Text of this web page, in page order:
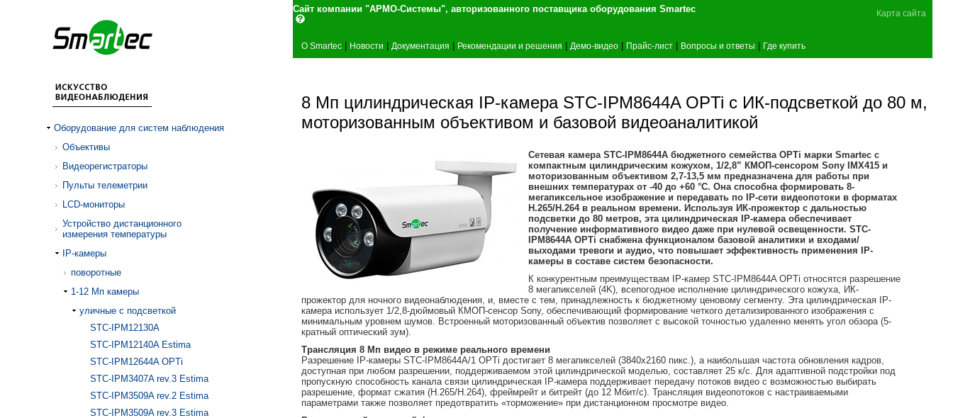
Сайт компании "АРМО-Системы", авторизованного поставщика оборудования Smartec Карта сайта
О Smartec Новости Документация Рекомендации и решения Демо-видео Прайс-лист Вопросы и ответы Где купить
Оборудование для систем наблюдения
Объективы
Видеорегистраторы
Пульты телеметрии
LCD-мониторы
Устройство дистанционного
измерения температуры
IP-камеры
поворотные
1-12 Mп камеры
уличные с подсветкой
STC-IPM12130A
STC-IPM12140A Estima
STC-IPM12644A OPTi
STC-IPM3407A rev.3 Estima
STC-IPM3509A rev.2 Estima
STC-IPM3509A rev.3 Estima
8 Мп цилиндрическая IP-камера STC-IPM8644A OPTi с ИК-подсветкой до 80 м,
моторизованным объективом и базовой видеоаналитикой
Сетевая камера STC-IPM8644A бюджетного семейства OPTi марки Smartec с
компактным цилиндрическим кожухом, 1/2,8” КМОП-сенсором Sony IMX415 и
моторизованным объективом 2,7-13,5 мм предназначена для работы при
внешних температурах от -40 до +60 °С. Она способна формировать 8-
мегапиксельное изображение и передавать по IP-сети видеопотоки в форматах
Н.265/Н.264 в реальном времени. Используя ИК-прожектор с дальностью
подсветки до 80 метров, эта цилиндрическая IP-камера обеспечивает
получение информативного видео даже при нулевой освещенности. STC-
IPM8644A OPTi снабжена функционалом базовой аналитики и входами/
выходами тревоги и аудио, что повышает эффективность применения IP-
камеры в составе систем безопасности.
К конкурентным преимуществам IP-камер STC-IPM8644A OPTi относятся разрешение
8 мегапикселей (4K), всепогодное исполнение цилиндрического кожуха, ИК-
прожектор для ночного видеонаблюдения, и, вместе с тем, принадлежность к бюджетному ценовому сегменту. Эта цилиндрическая IP-
камера использует 1/2,8-дюймовый КМОП-сенсор Sony, обеспечивающий формирование четкого детализированного изображения с
минимальным уровнем шумов. Встроенный моторизованный объектив позволяет с высокой точностью удаленно менять угол обзора (5-
кратный оптический зум).
Трансляция 8 Мп видео в режиме реального времени
Разрешение IP-камеры STC-IPM8644A/1 OPTi достигает 8 мегапикселей (3840х2160 пикс.), а наибольшая частота обновления кадров,
доступная при любом разрешении, поддерживаемом этой цилиндрической моделью, составляет 25 к/с. Для адаптивной подстройки под
пропускную способность канала связи цилиндрическая IP-камера поддерживает передачу потоков видео с возможностью выбирать
разрешение, формат сжатия (H.265/H.264), фреймрейт и битрейт (до 12 Мбит/с). Трансляция видеопотоков с настраиваемыми
параметрами также позволяет предотвратить «торможение» при дистанционном просмотре видео.